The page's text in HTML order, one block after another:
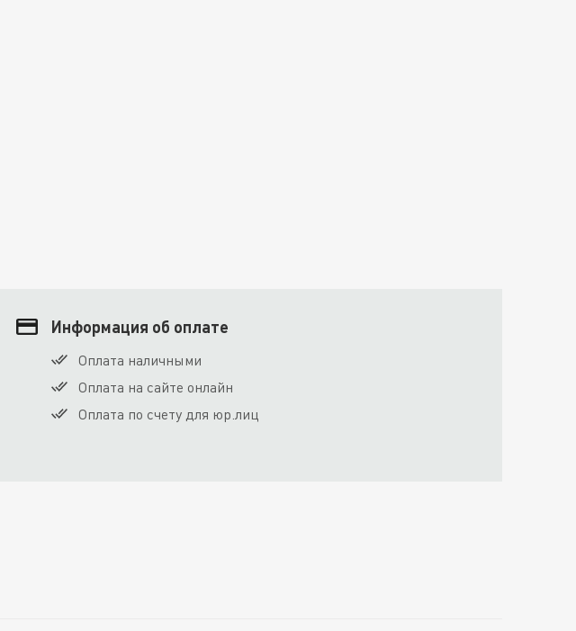
Информация об оплате
Оплата наличными
Оплата на сайте онлайн
Оплата по счету для юр.лиц